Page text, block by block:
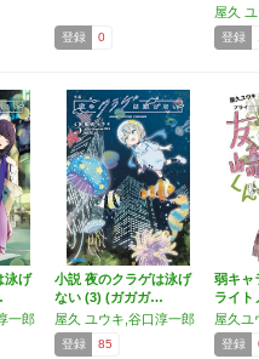
登録 0
屋久
登録
泳げ
一郎
小説 夜のクラゲは泳げ
ない (3) (ガガガ…
屋久 ユウキ,谷口淳一郎
登録 85
弱キャ
ライ
屋久ユ
登録